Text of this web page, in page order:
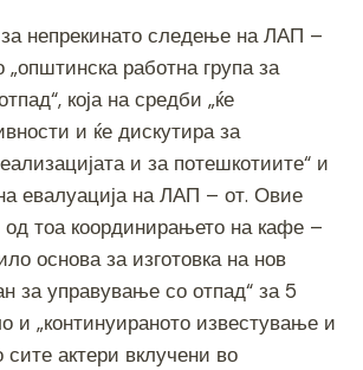
непрекинато следење на ЛАП –
работна група за
која на средби „ќе
и ќе дискутира за
и за потешкотиите“ и
евалуација на ЛАП – от. Овие
тоа координирањето на кафе –
основа за изготовка на нов
за управување со отпад“ за 5
и „континуираното известување и
сите актери вклучени во